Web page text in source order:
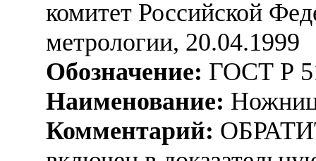
комитет Российской
метрологии, 20.04.1999
Обозначение: ГОСТ Р
Наименование:
Комментарий: